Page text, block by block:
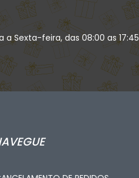
Sexta-feira, das 08:00 as 17:45